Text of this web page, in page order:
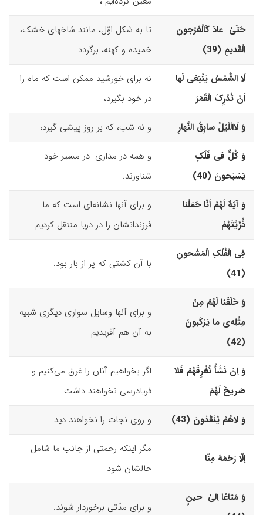
حَتّیٰ عادَ کَالْعُرْجونِ
الْقَدیمِ (39)‏
تا به شکل اوّل، مانند شاخه­ای خشک،
خمیده و کهنه، برگردد
لَا الشَّمْسُ یَنْبَغى لَها
اَنْ تُدْرِکَ الْقَمَرَ
نه برای خورشید ممکن است که ماه را
در خود بگیرد،
وَ لَاالْلَیْلُ سابِقُ النَّهارِ و نه شب، که بر روز پیشی گیرد،
وَ کُلٌّ فى فَلَکٍ
یَسْبَحونَ (40)‏
و همه در مداری -در مسیر خود-
شناورند.
وَ آیَهٌ لَهُمْ اَنّا حَمَلْنا
ذُرِّیَّتَهُمْ
و برای آنها نشانه‌ای است که ما
فرزندانشان را در دریا منتقل کردیم
فِى الْفُلْکِ الْمَشْحونِ
(41)‏
با آن کشتی که پر از بار بود.
وَ خَلَقْنا لَهُمْ مِنْ
مِثْلِه‌ى ما یَرْکَبونَ
(42)‏
و برای آنها وسایل سواری دیگری شبیه
به آن هم آفریدیم
وَ اِنْ نَشَأْ نُغْرِقْهُمْ فَلا
صَریخَ لَهُمْ
اگر بخواهیم آنان را غرق می‌کنیم و
فریادرسی نخواهند داشت
وَ لاهُمْ یُنْقَذونَ (43)‏ و روی نجات را نخواهند دید
اِلّا رَحْمَهً مِنّا
مگر اینکه رحمتی از جانب ما شامل
حالشان شود
وَ مَتاعًا اِلیٰ حینٍ
و برای مدّتی برخوردار شوند.